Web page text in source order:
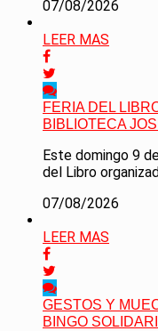
07/08/2026
LEER MAS
FERIA DEL
BIBLIOTECA
Este domingo 9
del Libro
07/08/2026
LEER MAS
GESTOS Y
BINGO